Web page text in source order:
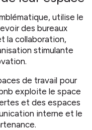
utilise le
des bureaux
la collaboration,
stimulante
de travail pour
exploite le space
et des espaces
interne et le